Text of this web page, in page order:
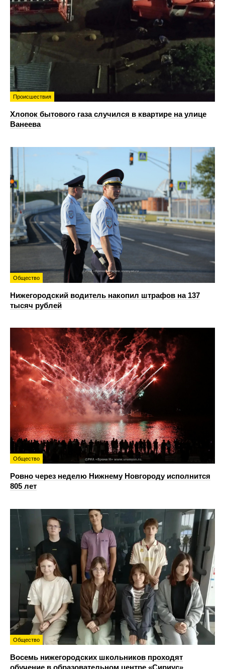
Происшествия
Хлопок бытового газа случился в квартире на улице
Ванеева
Общество
Нижегородский водитель накопил штрафов на 137
тысяч рублей
Общество
Ровно через неделю Нижнему Новгороду исполнится
805 лет
Общество
Восемь нижегородских школьников проходят
обучение в образовательном центре «Сириус»